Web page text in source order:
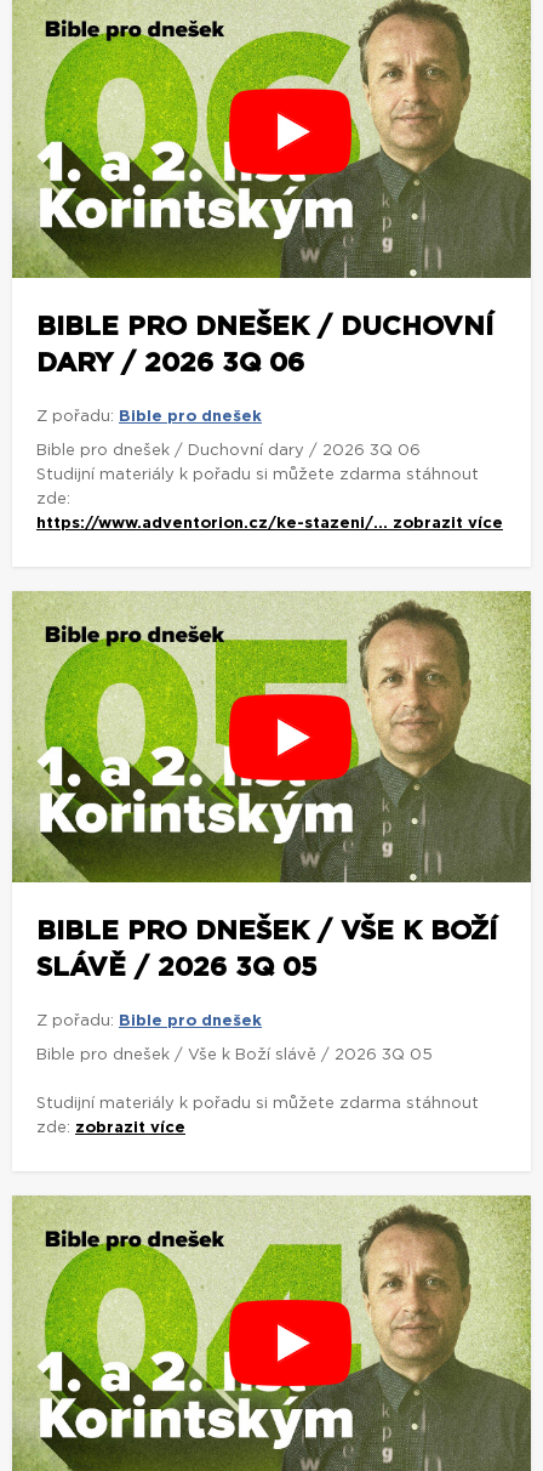
BIBLE PRO DNEŠEK / DUCHOVNÍ
DARY / 2026 3Q 06
Z pořadu: Bible pro dnešek
Bible pro dnešek / Duchovní dary / 2026 3Q 06
Studijní materiály k pořadu si můžete zdarma stáhnout
zde:
https://www.adventorion.cz/ke-stazeni/... zobrazit více
BIBLE PRO DNEŠEK / VŠE K BOŽÍ
SLÁVĚ / 2026 3Q 05
Z pořadu: Bible pro dnešek
Bible pro dnešek / Vše k Boží slávě / 2026 3Q 05
Studijní materiály k pořadu si můžete zdarma stáhnout
zde: zobrazit více